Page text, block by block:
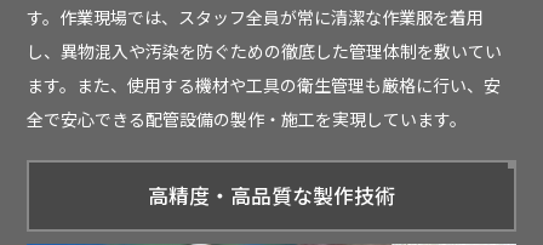
す。作業現場では、スタッフ全員が常に清潔な作業服を着用
し、異物混入や汚染を防ぐための徹底した管理体制を敷いてい
ます。また、使用する機材や工具の衛生管理も厳格に行い、安
全で安心できる配管設備の製作・施工を実現しています。
高精度・高品質な製作技術